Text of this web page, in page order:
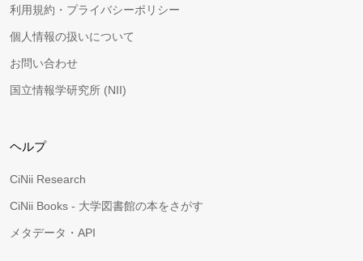
利用規約・プライバシーポリシー
個人情報の扱いについて
お問い合わせ
国立情報学研究所 (NII)
ヘルプ
CiNii Research
CiNii Books - 大学図書館の本をさがす
メタデータ・API